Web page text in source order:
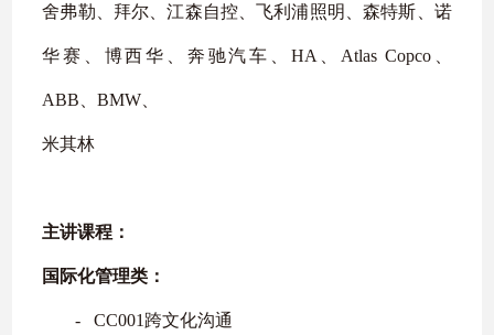
舍弗勒、拜尔、江森自控、飞利浦照明、森特斯、诺
华赛、博西华、奔驰汽车、 HA Atlas Copco
ABB 、BMW
米其林
主讲课程：
国际化管理类：
‐ CC001 跨文化沟通